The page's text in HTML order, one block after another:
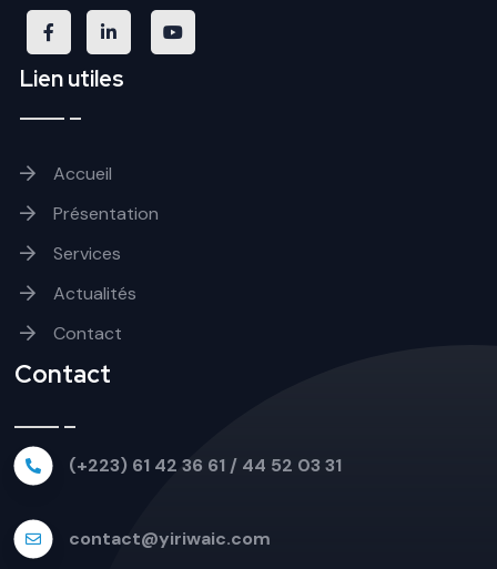
Lien utiles
Accueil
Présentation
Services
Actualités
Contact
Contact
(+223) 61 42 36 61 / 44 52 03 31
contact@yiriwaic.com